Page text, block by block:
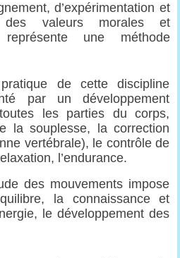
d’expérimentation et
des valeurs morales et
représente une méthode
de cette discipline
par un développement
les parties du corps,
la souplesse, la correction
vertébrale), le contrôle de
l’endurance.
des mouvements impose
la connaissance et
le développement des